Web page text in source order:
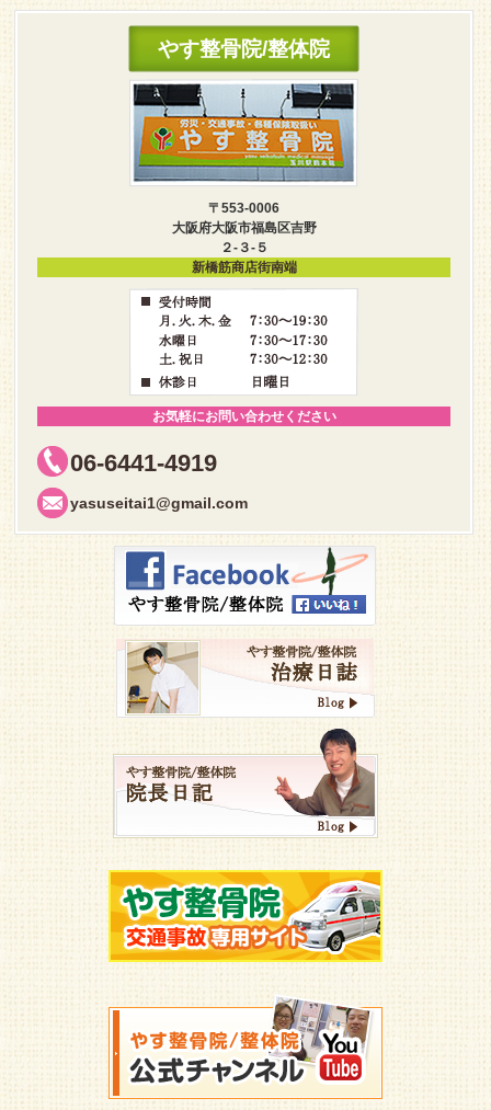
やす整骨院/整体院
〒553-0006
大阪府大阪市福島区吉野
２-３-５
新橋筋商店街南端
お気軽にお問い合わせください
06-6441-4919
yasuseitai1@gmail.com